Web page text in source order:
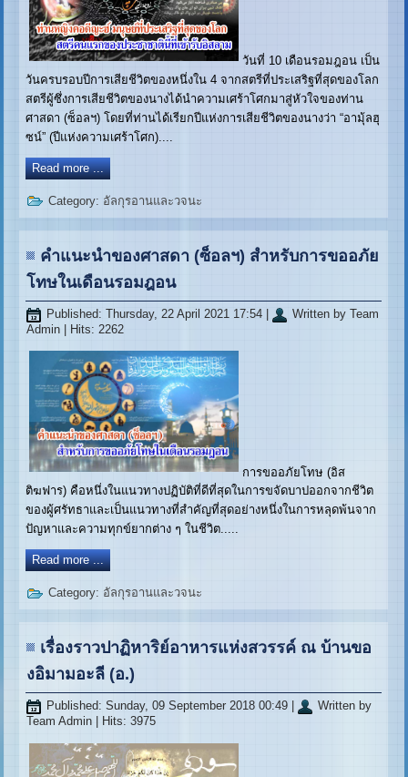
วันที่ 10 เดือนรอมฎอน เป็น
วันครบรอบปีการเสียชีวิตของหนึ่งใน 4 จากสตรีที่ประเสริฐที่สุดของโลก
สตรีผู้ซึ่งการเสียชีวิตของนางได้นำความเศร้าโศกมาสู่หัวใจของท่าน
ศาสดา (ซ็อลฯ) โดยที่ท่านได้เรียกปีแห่งการเสียชีวิตของนางว่า “อามุ้ลฮุ
ซน์” (ปีแห่งความเศร้าโศก)....
Read more ...
Category: อัลกุรอานและวจนะ
คำแนะนำของศาสดา (ซ็อลฯ) สำหรับการขออภัย
โทษในเดือนรอมฎอน
Published: Thursday, 22 April 2021 17:54
Written by Team
Admin | Hits: 2262
การขออภัยโทษ (อิส
ติฆฟาร) คือหนึ่งในแนวทางปฏิบัติที่ดีที่สุดในการขจัดบาปออกจากชีวิต
ของผู้ศรัทธาและเป็นแนวทางที่สำคัญที่สุดอย่างหนึ่งในการหลุดพ้นจาก
ปัญหาและความทุกข์ยากต่าง ๆ ในชีวิต.....
Read more ...
Category: อัลกุรอานและวจนะ
เรื่องราวปาฏิหาริย์อาหารแห่งสวรรค์ ณ บ้านขอ
งอิมามอะลี (อ.)
Published: Sunday, 09 September 2018 00:49
Written by
Team Admin | Hits: 3975